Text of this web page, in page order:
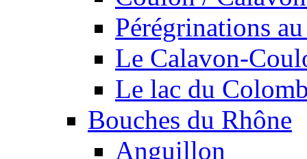
Pérégrinations
Le Calavon-
Le lac du
Bouches du Rhône
Anguillon